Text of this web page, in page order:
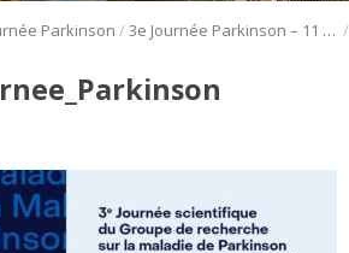
Parkinson / 3e Journée Parkinson – 11 avril 2023 /